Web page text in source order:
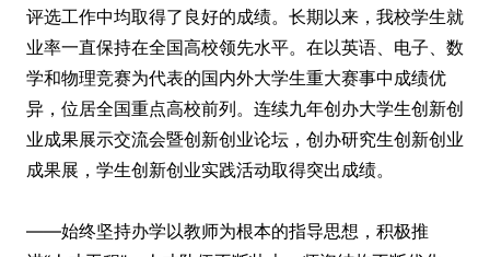
评选工作中均取得了良好的成绩。长期以来，我校学生就
业率一直保持在全国高校领先水平。在以英语、电子、数
学和物理竞赛为代表的国内外大学生重大赛事中成绩优
异，位居全国重点高校前列。连续九年创办大学生创新创
业成果展示交流会暨创新创业论坛，创办研究生创新创业
成果展，学生创新创业实践活动取得突出成绩。
——始终坚持办学以教师为根本的指导思想，积极推